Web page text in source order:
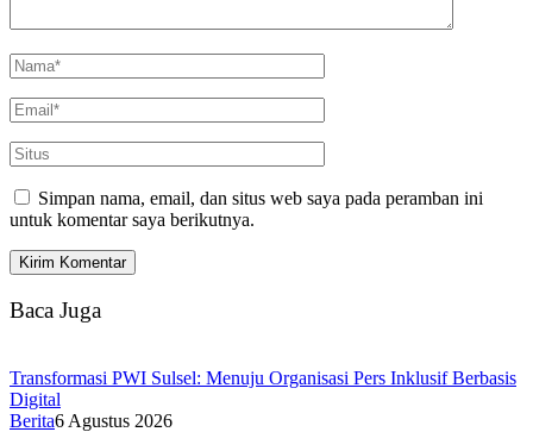
Simpan nama, email, dan situs web saya pada peramban ini
untuk komentar saya berikutnya.
Baca Juga
Transformasi PWI Sulsel: Menuju Organisasi Pers Inklusif Berbasis
Digital
Berita6 Agustus 2026